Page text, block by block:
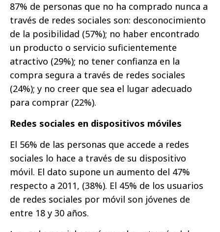
87% de personas que no ha comprado nunca a
través de redes sociales son: desconocimiento
de la posibilidad (57%); no haber encontrado
un producto o servicio suficientemente
atractivo (29%); no tener confianza en la
compra segura a través de redes sociales
(24%); y no creer que sea el lugar adecuado
para comprar (22%).
Redes sociales en dispositivos móviles
El 56% de las personas que accede a redes
sociales lo hace a través de su dispositivo
móvil. El dato supone un aumento del 47%
respecto a 2011, (38%). El 45% de los usuarios
de redes sociales por móvil son jóvenes de
entre 18 y 30 años.